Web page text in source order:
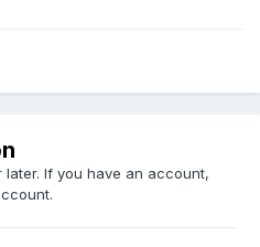
If you have an account,